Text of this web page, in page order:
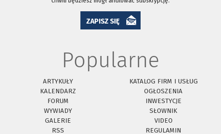
ZAPISZ SIĘ
Popularne
ARTYKUŁY
KATALOG FIRM I USŁUG
KALENDARZ
OGŁOSZENIA
FORUM
INWESTYCJE
WYWIADY
SŁOWNIK
GALERIE
VIDEO
RSS
REGULAMIN